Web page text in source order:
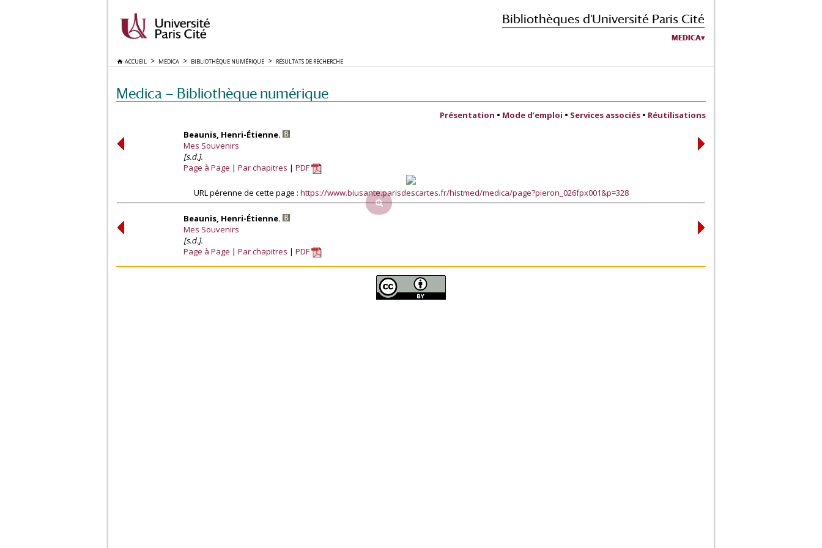
Bibliothèques d'Université Paris Cité
MEDICA
ACCUEIL MEDICA BIBLIOTHÈQUE NUMÉRIQUE RÉSULTATS DE RECHERCHE
Medica — Bibliothèque numérique
Présentation • Mode d’emploi • Services associés • Réutilisations
Beaunis, Henri-Étienne.
Mes Souvenirs
[s.d.].
Page à Page
Par chapitres PDF
URL pérenne de cette page : https://www.biusante.parisdescartes.fr/histmed/medica/page?pieron_026fpx001&p=328
Beaunis, Henri-Étienne.
Mes Souvenirs
[s.d.].
Page à Page
Par chapitres PDF